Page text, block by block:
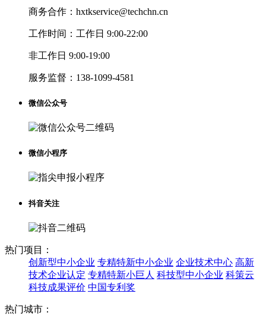
商务合作： hxtkservice@techchn.cn
工作时间： 工作日 9:00-22:00
非工作日 9:00-19:00
服务监督： 138-1099-4581
微信公众号
微信小程序
抖音关注
热门项目：
创新型中小企业 专精特新中小企业 企业技术中心 高新
技术企业认定 专精特新小巨人 科技型中小企业 科策云
科技成果评价 中国专利奖
热门城市：